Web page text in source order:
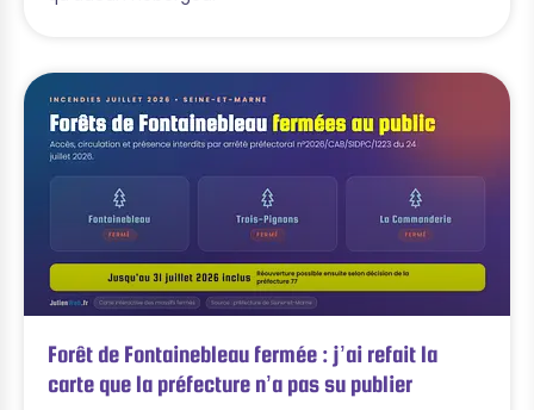
Forêt de Fontainebleau fermée : j’ai refait la
carte que la préfecture n’a pas su publier